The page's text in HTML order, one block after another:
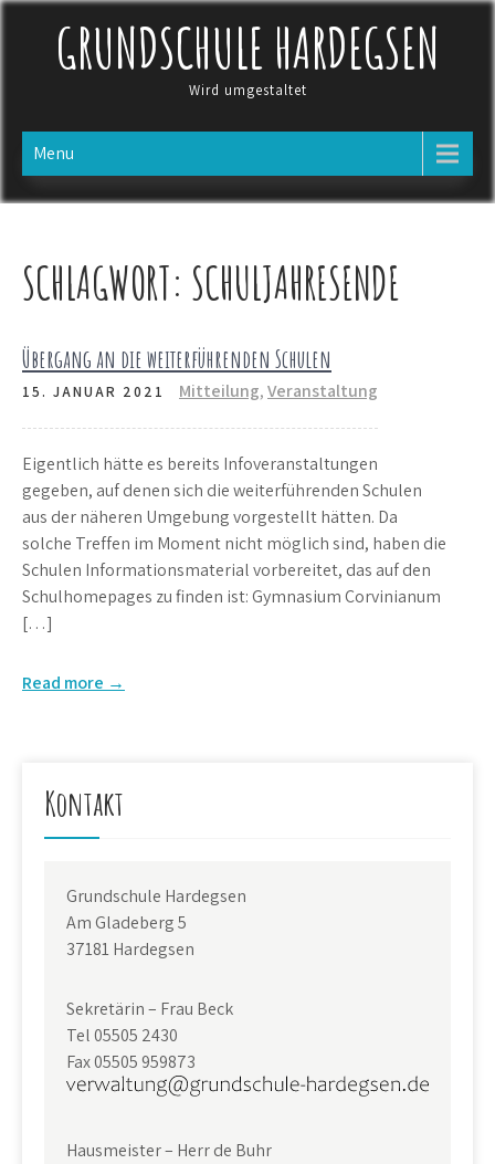
Skip
GRUNDSCHULE HARDEGSEN
Wird umgestaltet
Menu
SCHLAGWORT: SCHULJAHRESENDE
Übergang an die weiterführenden Schulen
15. JANUAR 2021 Mitteilung,Veranstaltung
Eigentlich hätte es bereits Infoveranstaltungen
gegeben, auf denen sich die weiterführenden Schulen
aus der näheren Umgebung vorgestellt hätten. Da
solche Treffen im Moment nicht möglich sind, haben die
Schulen Informationsmaterial vorbereitet, das auf den
Schulhomepages zu finden ist: Gymnasium Corvinianum
[…]
Read more →
Kontakt
Grundschule Hardegsen
Am Gladeberg 5
37181 Hardegsen
Sekretärin – Frau Beck
Tel 05505 2430
Fax 05505 959873
Hausmeister – Herr de Buhr